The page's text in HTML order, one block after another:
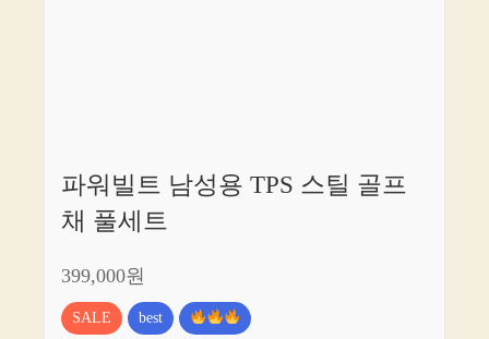
파워빌트 남성용 TPS 스틸 골프
채 풀세트
399,000원
SALE best